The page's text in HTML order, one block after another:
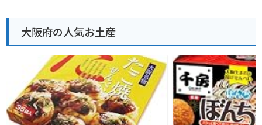
大阪府の人気お土産